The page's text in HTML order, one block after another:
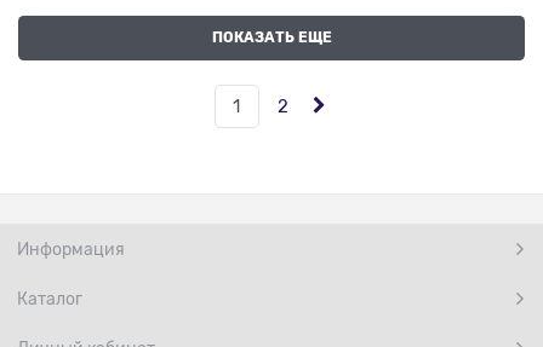
ПОКАЗАТЬ ЕЩЕ
1 2
Информация
Каталог